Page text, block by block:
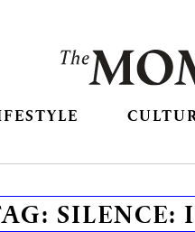
SILENCE: